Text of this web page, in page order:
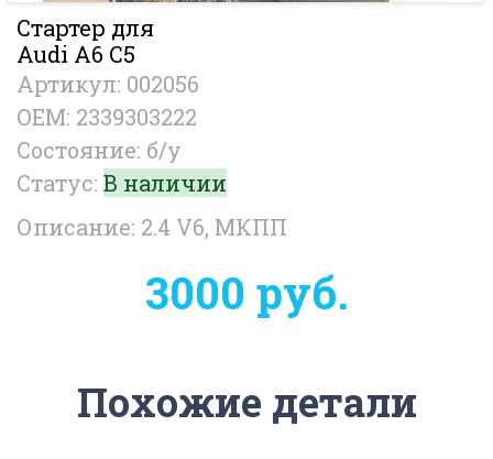
Стартер для
Audi A6 C5
Артикул: 002056
OEM: 2339303222
Состояние: б/у
Статус: В наличии
Описание: 2.4 V6, МКПП
3000 руб.
Похожие детали